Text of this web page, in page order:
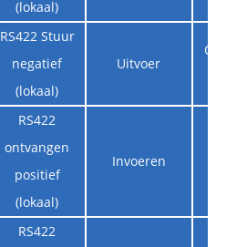
(lokaal)
RS422 Stuur
negatief
(lokaal)
Uitvoer
RS422
ontvangen
positief
(lokaal)
Invoeren
RS422